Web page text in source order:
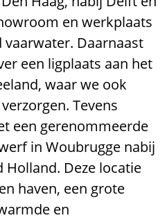
en werkplaats
vaarwater. Daarnaast
een ligplaats aan het
waar we ook
Tevens
een gerenommeerde
in Woubrugge nabij
Deze locatie
haven, een grote
en